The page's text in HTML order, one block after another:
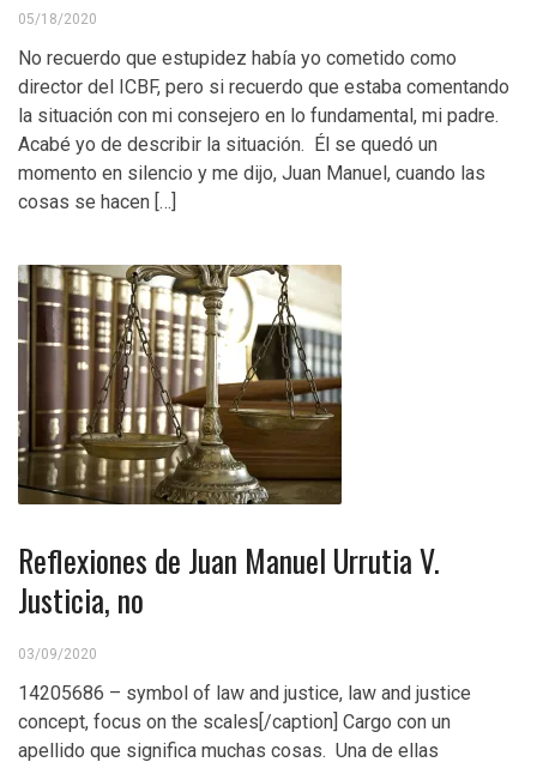
05/18/2020
No recuerdo que estupidez había yo cometido como
director del ICBF, pero si recuerdo que estaba comentando
la situación con mi consejero en lo fundamental, mi padre.
Acabé yo de describir la situación. Él se quedó un
momento en silencio y me dijo, Juan Manuel, cuando las
cosas se hacen […]
Reflexiones de Juan Manuel Urrutia V.
Justicia, no
03/09/2020
14205686 – symbol of law and justice, law and justice
concept, focus on the scales[/caption] Cargo con un
apellido que significa muchas cosas. Una de ellas